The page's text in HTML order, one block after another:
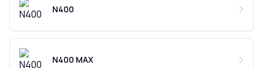
N400
N400 MAX